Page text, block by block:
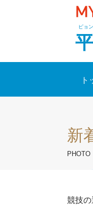
ピョ
ト
新
PHOTO
競技の